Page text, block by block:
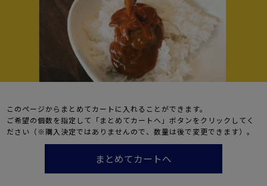
このページからまとめてカートに入れることができます。
ご希望の個数を指定して「まとめてカートへ」ボタンをクリックしてく
ださい（※購入決定ではありませんので、数量は後で変更できます）。